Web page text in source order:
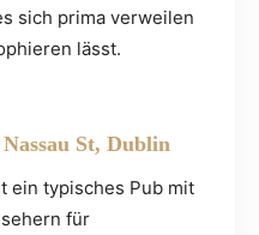
sich prima verweilen
lässt.
Nassau St, Dublin
ein typisches Pub mit
für